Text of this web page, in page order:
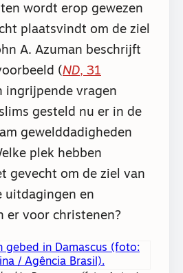
wordt erop gewezen
plaatsvindt om de ziel
A. Azuman beschrijft
(ND, 31
ingrijpende vragen
gesteld nu er in de
gewelddadigheden
plek hebben
gevecht om de ziel van
uitdagingen en
er voor christenen?